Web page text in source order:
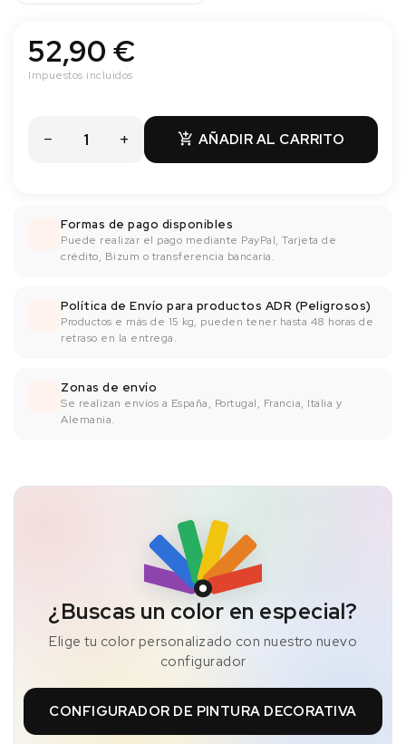
52,90 €
Impuestos incluidos
 AÑADIR AL CARRITO
Formas de pago disponibles
Puede realizar el pago mediante PayPal, Tarjeta de
crédito, Bizum o transferencia bancaría.
Política de Envío para productos ADR (Peligrosos)
Productos e más de 15 kg, pueden tener hasta 48 horas de
retraso en la entrega.
Zonas de envío
Se realizan envíos a España, Portugal, Francia, Italia y
Alemania.
¿Buscas un color en especial?
Elige tu color personalizado con nuestro nuevo
configurador
CONFIGURADOR DE PINTURA DECORATIVA